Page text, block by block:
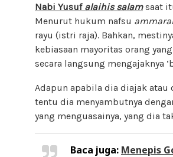
Nabi Yusuf alaihis salamsaat
Menurut hukum nafsu
rayu (istri raja). Bahkan,
kebiasaan mayoritas orang
secara langsung mengajaknya
Adapun apabila dia diajak
tentu dia menyambutnya
yang menguasainya, yang dia
Baca juga: Menepis